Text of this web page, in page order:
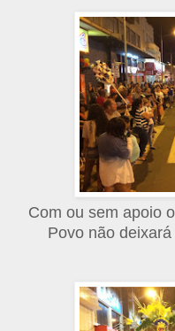
Com ou sem apoio
Povo não